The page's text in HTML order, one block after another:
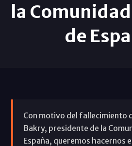
la
de
Con motivo del fallecimiento
Bakry, presidente de la
España, queremos hacernos